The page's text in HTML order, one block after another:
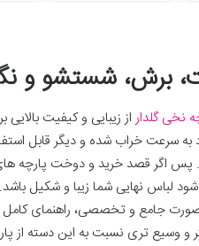
برش، شستشو و
نخی گلداراز زیبایی و کیفیت بالایی
به سرعت خراب شده و دیگر قابل
پس اگر قصد خرید و دوخت پارچه های
نهایی شما زیبا و شکیل باشد.
صورت جامع و تخصصی، راهنمای
و وسیع تری نسبت به این دسته از